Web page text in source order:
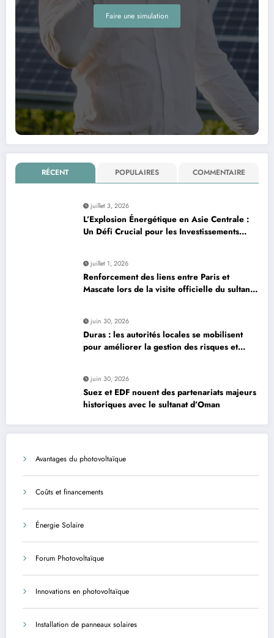
Faire une simulation
RÉCENT POPULAIRES COMMENTAIRE
juillet 3, 2026
L’Explosion Énergétique en Asie Centrale :
Un Défi Crucial pour les Investissements
juillet 1, 2026
Renforcement des liens entre Paris et
Mascate lors de la visite officielle du sultan
juin 30, 2026
Duras : les autorités locales se mobilisent
pour améliorer la gestion des risques et
juin 30, 2026
Suez et EDF nouent des partenariats majeurs
historiques avec le sultanat d’Oman
Avantages du photovoltaïque
Coûts et financements
Énergie Solaire
Forum Photovoltaïque
Innovations en photovoltaïque
Installation de panneaux solaires